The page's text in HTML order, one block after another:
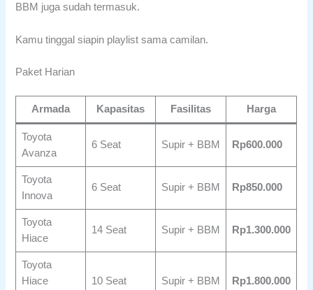
BBM juga sudah termasuk.
Kamu tinggal siapin playlist sama camilan.
Paket Harian
Armada Kapasitas Fasilitas Harga
Toyota
Avanza
6 Seat Supir + BBM Rp600.000
Toyota
Innova
6 Seat Supir + BBM Rp850.000
Toyota
Hiace
14 Seat Supir + BBM Rp1.300.000
Toyota
Hiace
10 Seat Supir + BBM Rp1.800.000